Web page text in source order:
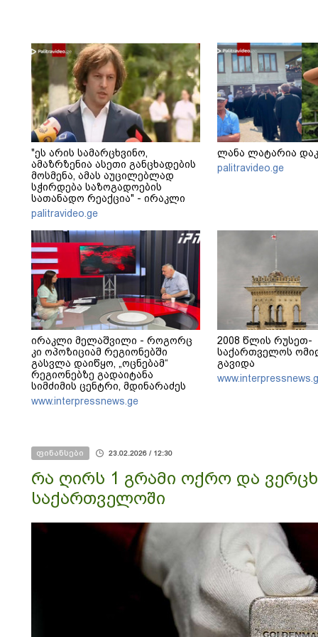
"ეს არის სამარცხვინო,
ამაზრზენია ასეთი განცხადების
მოსმენა, ამას აუცილებლად
სჭირდება საზოგადოების
სათანადო რეაქცია" - ირაკლი
კობახიძე
palitravideo.ge
ლანა ლატარია
palitravideo.ge
ირაკლი მელაშვილი - როგორც
კი ოპოზიციამ რეგიონებში
გასვლა დაიწყო, „ოცნებამ“
რეგიონებზე გადაიტანა
სიმძიმის ცენტრი, მდინარაძეს
პოლიტიკური ფუნქცია ექნება:
არჩევნებისთვის მოამზადოს
www.interpressnews.ge
2008 წლის რუსეთ-
საქართველოს
გავიდა
ფინანსები 23.02.2026 / 12:30
რა ღირს 1 გრამი ოქრო და
საქართველოში